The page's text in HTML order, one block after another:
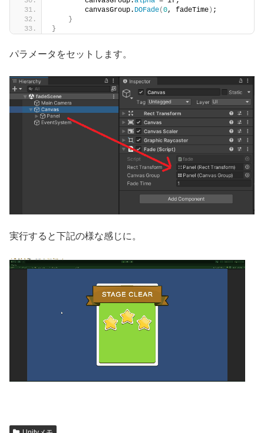
        canvasGroup.
DOFade(0, fadeTime ) ;
}
}
パラメータをセットします。
実行すると下記の様な感じに。